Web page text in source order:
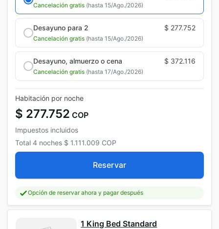
Cancelación gratis (hasta 15/Ago./2026)
Desayuno para 2 $ 277.752
Cancelación gratis (hasta 15/Ago./2026)
Desayuno, almuerzo o cena $ 372.116
Cancelación gratis (hasta 17/Ago./2026)
Habitación por noche
$ 277.752 COP
Impuestos incluidos
Total 4 noches $ 1.111.009 COP
Reservar
Opción de reservar ahora y pagar después
1 King Bed Standard